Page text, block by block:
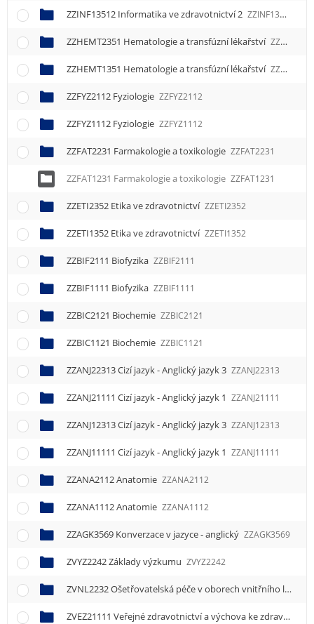
ZZINF13512 Informatika ve zdravotnictví 2 ZZINF13512
ZZHEMT2351 Hematologie a transfúzní lékařství ZZHEMT2351
ZZHEMT1351 Hematologie a transfúzní lékařství ZZHEMT1351
ZZFYZ2112 Fyziologie ZZFYZ2112
ZZFYZ1112 Fyziologie ZZFYZ1112
ZZFAT2231 Farmakologie a toxikologie ZZFAT2231
ZZFAT1231 Farmakologie a toxikologie ZZFAT1231
ZZETI2352 Etika ve zdravotnictví ZZETI2352
ZZETI1352 Etika ve zdravotnictví ZZETI1352
ZZBIF2111 Biofyzika ZZBIF2111
ZZBIF1111 Biofyzika ZZBIF1111
ZZBIC2121 Biochemie ZZBIC2121
ZZBIC1121 Biochemie ZZBIC1121
ZZANJ22313 Cizí jazyk - Anglický jazyk 3 ZZANJ22313
ZZANJ21111 Cizí jazyk - Anglický jazyk 1 ZZANJ21111
ZZANJ12313 Cizí jazyk - Anglický jazyk 3 ZZANJ12313
ZZANJ11111 Cizí jazyk - Anglický jazyk 1 ZZANJ11111
ZZANA2112 Anatomie ZZANA2112
ZZANA1112 Anatomie ZZANA1112
ZZAGK3569 Konverzace v jazyce - anglický ZZAGK3569
ZVYZ2242 Základy výzkumu ZVYZ2242
ZVNL2232 Ošetřovatelská péče v oborech vnitřního lékařství
ZVEZ21111 Veřejné zdravotnictví a výchova ke zdraví 1